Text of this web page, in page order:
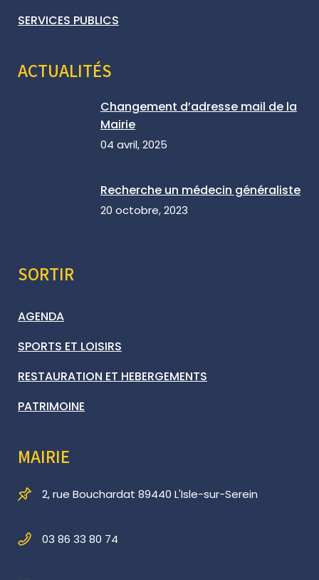
SERVICES PUBLICS
ACTUALITÉS
Changement d’adresse mail de la
Mairie
04 avril, 2025
Recherche un médecin généraliste
20 octobre, 2023
SORTIR
AGENDA
SPORTS ET LOISIRS
RESTAURATION ET HEBERGEMENTS
PATRIMOINE
MAIRIE
2, rue Bouchardat 89440 L'Isle-sur-Serein
03 86 33 80 74